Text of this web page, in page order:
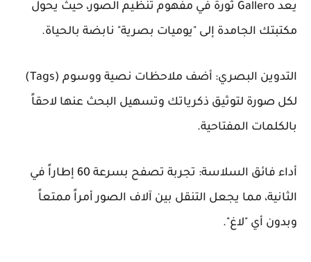
يعد Gallero ثورة في مفهوم تنظيم الصور، حيث يحول
مكتبتك الجامدة إلى "يوميات بصرية" نابضة بالحياة.
التدوين البصري: أضف ملاحظات نصية ووسوم (Tags)
لكل صورة لتوثيق ذكرياتك وتسهيل البحث عنها لاحقاً
بالكلمات المفتاحية.
أداء فائق السلاسة: تجربة تصفح بسرعة 60 إطاراً في
الثانية، مما يجعل التنقل بين آلاف الصور أمراً ممتعاً
وبدون أي "لاغ".